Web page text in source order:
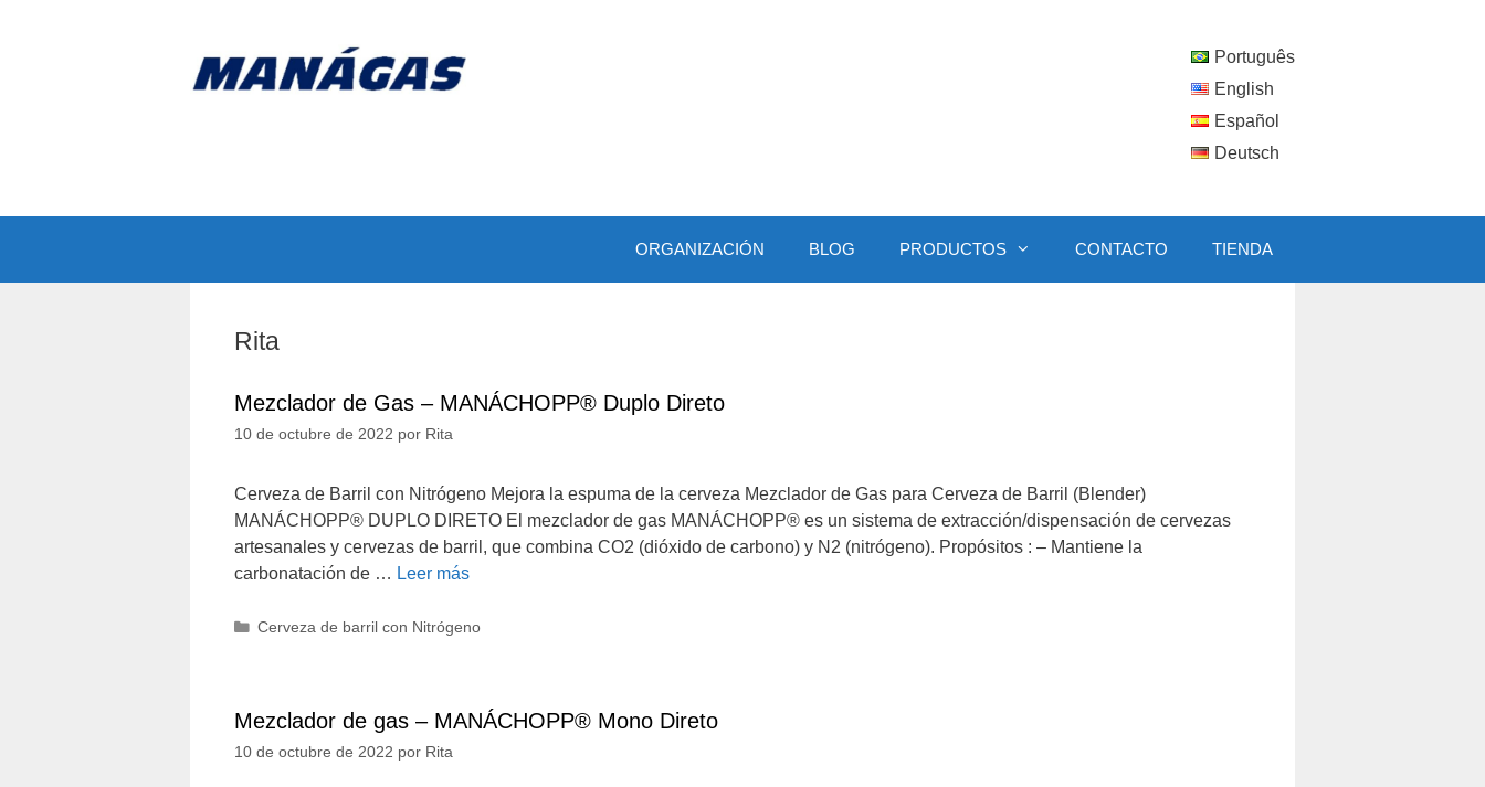
Português
English
Español
Deutsch
ORGANIZACIÓN BLOG PRODUCTOS CONTACTO TIENDA
Rita
Mezclador de Gas – MANÁCHOPP® Duplo Direto
10 de octubre de 2022 por Rita
Cerveza de Barril con Nitrógeno Mejora la espuma de la cerveza Mezclador de Gas para Cerveza de Barril (Blender)
MANÁCHOPP® DUPLO DIRETO El mezclador de gas MANÁCHOPP® es un sistema de extracción/dispensación de cervezas
artesanales y cervezas de barril, que combina CO2 (dióxido de carbono) y N2 (nitrógeno). Propósitos : – Mantiene la
carbonatación de … Leer más
Categorías
Cerveza de barril con Nitrógeno
Mezclador de gas – MANÁCHOPP® Mono Direto
10 de octubre de 2022 por Rita